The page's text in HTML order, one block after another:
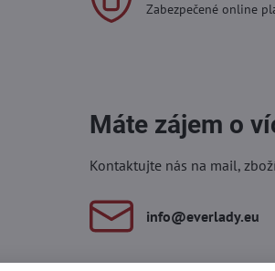
Zabezpečené online
Máte zájem o
Kontaktujte nás na mail,
info​@everlady​.eu